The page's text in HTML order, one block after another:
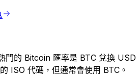
門的 Bitcoin 匯率是 BTC 兌換 USD
ISO 代碼，但通常會使用 BTC。